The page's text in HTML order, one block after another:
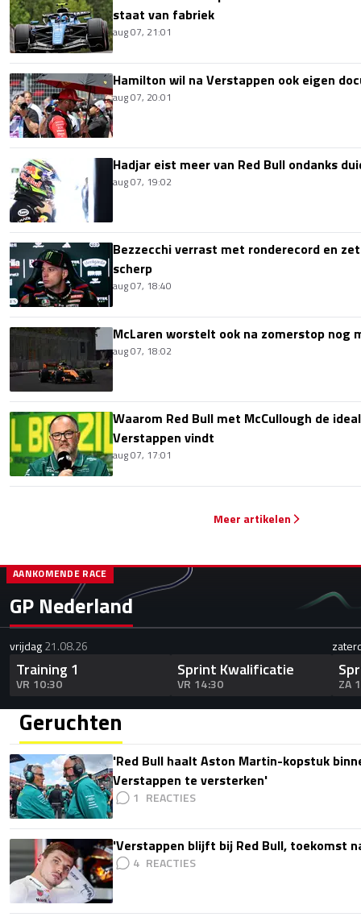
staat van fabriek
aug 07, 21:01
Hamilton wil na Verstappen ook eigen
aug 07, 20:01
Hadjar eist meer van Red Bull ondanks
aug 07, 19:02
Bezzecchi verrast met ronderecord en
scherp
aug 07, 18:40
McLaren worstelt ook na zomerstop nog
aug 07, 18:02
Waarom Red Bull met McCullough de
Verstappen vindt
aug 07, 17:01
Meer artikelen
GP Nederland
AANKOMENDE RACE
vrijdag21.08.26
Training 1
VR 10:30
Sprint Kwalificatie
VR 14:30 ZA
Geruchten
'Red Bull haalt Aston Martin-kopstuk
Verstappen te versterken'
1
'Verstappen blijft bij Red Bull, toekomst
4